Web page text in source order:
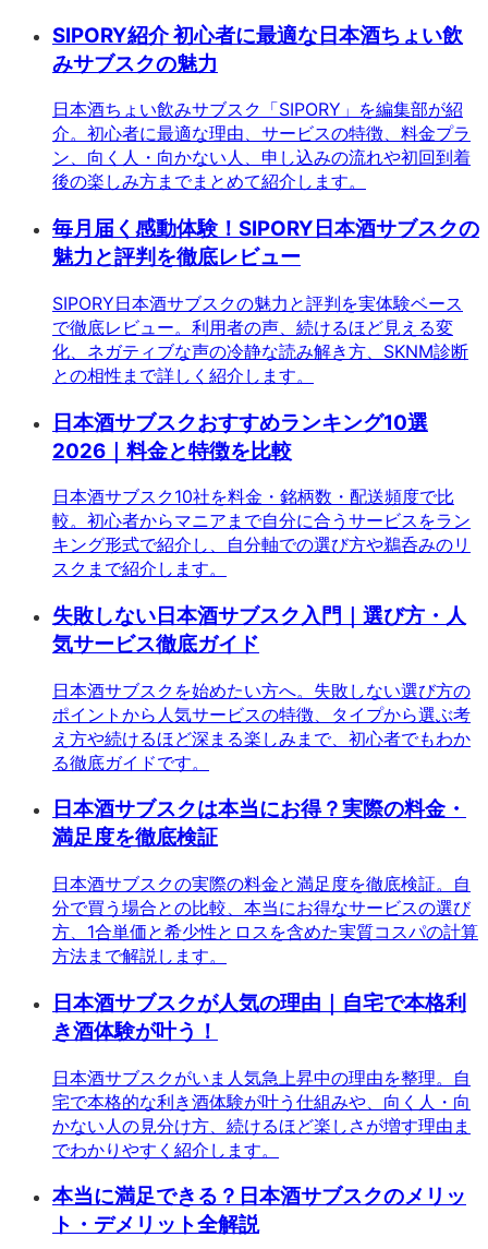
SIPORY紹介 初心者に最適な日本酒ちょい飲
みサブスクの魅力
日本酒ちょい飲みサブスク「SIPORY」を編集部が紹
介。初心者に最適な理由、サービスの特徴、料金プラ
ン、向く人・向かない人、申し込みの流れや初回到着
後の楽しみ方までまとめて紹介します。
毎月届く感動体験！SIPORY日本酒サブスクの
魅力と評判を徹底レビュー
SIPORY日本酒サブスクの魅力と評判を実体験ベース
で徹底レビュー。利用者の声、続けるほど見える変
化、ネガティブな声の冷静な読み解き方、SKNM診断
との相性まで詳しく紹介します。
日本酒サブスクおすすめランキング10選
2026｜料金と特徴を比較
日本酒サブスク10社を料金・銘柄数・配送頻度で比
較。初心者からマニアまで自分に合うサービスをラン
キング形式で紹介し、自分軸での選び方や鵜呑みのリ
スクまで紹介します。
失敗しない日本酒サブスク入門｜選び方・人
気サービス徹底ガイド
日本酒サブスクを始めたい方へ。失敗しない選び方の
ポイントから人気サービスの特徴、タイプから選ぶ考
え方や続けるほど深まる楽しみまで、初心者でもわか
る徹底ガイドです。
日本酒サブスクは本当にお得？実際の料金・
満足度を徹底検証
日本酒サブスクの実際の料金と満足度を徹底検証。自
分で買う場合との比較、本当にお得なサービスの選び
方、1合単価と希少性とロスを含めた実質コスパの計算
方法まで解説します。
日本酒サブスクが人気の理由｜自宅で本格利
き酒体験が叶う！
日本酒サブスクがいま人気急上昇中の理由を整理。自
宅で本格的な利き酒体験が叶う仕組みや、向く人・向
かない人の見分け方、続けるほど楽しさが増す理由ま
でわかりやすく紹介します。
本当に満足できる？日本酒サブスクのメリッ
ト・デメリット全解説